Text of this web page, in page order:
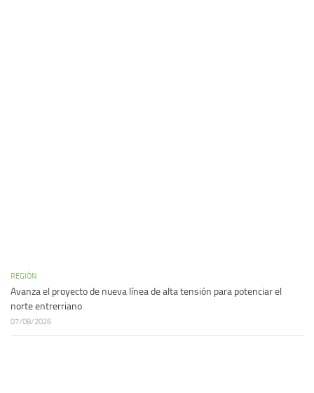
REGIÓN
Avanza el proyecto de nueva línea de alta tensión para potenciar el
norte entrerriano
07/08/2026